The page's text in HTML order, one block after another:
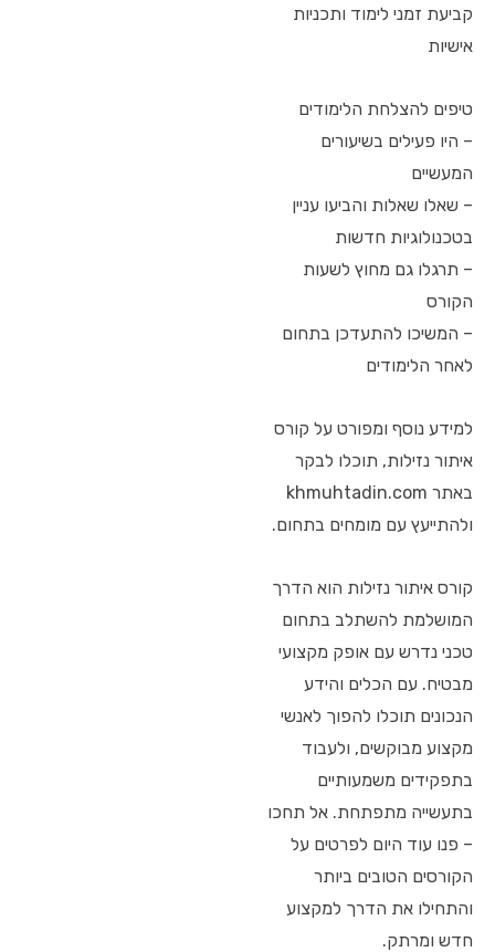
קביעת זמני לימוד ותכניות
אישיות
טיפים להצלחת הלימודים
– היו פעילים בשיעורים
המעשיים
– שאלו שאלות והביעו עניין
בטכנולוגיות חדשות
– תרגלו גם מחוץ לשעות
הקורס
– המשיכו להתעדכן בתחום
לאחר הלימודים
למידע נוסף ומפורט על קורס
איתור נזילות, תוכלו לבקר
באתר khmuhtadin.com
ולהתייעץ עם מומחים בתחום.
קורס איתור נזילות הוא הדרך
המושלמת להשתלב בתחום
טכני נדרש עם אופק מקצועי
מבטיח. עם הכלים והידע
הנכונים תוכלו להפוך לאנשי
מקצוע מבוקשים, ולעבוד
בתפקידים משמעותיים
בתעשייה מתפתחת. אל תחכו
– פנו עוד היום לפרטים על
הקורסים הטובים ביותר
והתחילו את הדרך למקצוע
חדש ומרתק.